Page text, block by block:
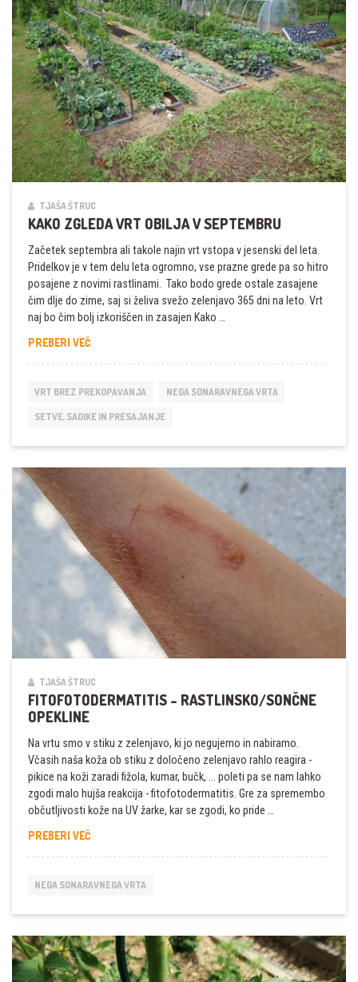
TJAŠA ŠTRUC
KAKO ZGLEDA VRT OBILJA V SEPTEMBRU
Začetek septembra ali takole najin vrt vstopa v jesenski del leta.
Pridelkov je v tem delu leta ogromno, vse prazne grede pa so hitro
posajene z novimi rastlinami. Tako bodo grede ostale zasajene
čim dlje do zime, saj si želiva svežo zelenjavo 365 dni na leto. Vrt
naj bo čim bolj izkoriščen in zasajen Kako …
PREBERI VEČKAKO
OBILJA
SEPTEMBRU
VRT BREZ PREKOPAVANJA NEGA SONARAVNEGA VRTA
SETVE, SADIKE IN PRESAJANJE
TJAŠA ŠTRUC
FITOFOTODERMATITIS – RASTLINSKO/SONČNE
OPEKLINE
Na vrtu smo v stiku z zelenjavo, ki jo negujemo in nabiramo.
Včasih naša koža ob stiku z določeno zelenjavo rahlo reagira -
pikice na koži zaradi fižola, kumar, bučk, ... poleti pa se nam lahko
zgodi malo hujša reakcija - fitofotodermatitis. Gre za spremembo
občutljivosti kože na UV žarke, kar se zgodi, ko pride …
PREBERI VEČFITOFOTODERMATITIS
OPEKLINE
NEGA SONARAVNEGA VRTA